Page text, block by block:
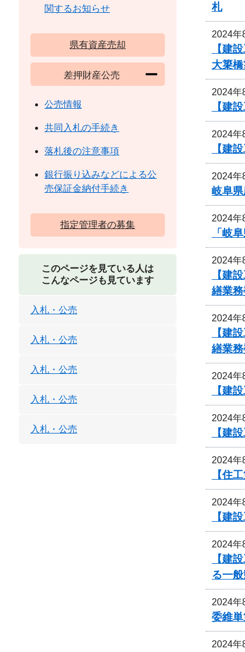
札
2024年
【建
大簗
2024年
【建
2024年
【建
2024年
岐阜
2024年
「岐
2024年
【建
繕業
2024年
【建
繕業
2024年
【建
2024年
【建
2024年
【住
2024年
【建
2024年
【建
る一
2024年
委維
2024年
関するお知らせ
県有資産売却
差押財産公売
公売情報
共同入札の手続き
落札後の注意事項
銀行振り込みなどによる公
売保証金納付手続き
指定管理者の募集
このページを見ている人は
こんなページも見ています
入札・公売
入札・公売
入札・公売
入札・公売
入札・公売